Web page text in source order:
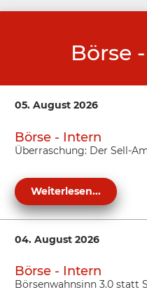
Börse
05. August 2026
Börse - Intern
Überraschung: Der Sell-
Weiterlesen...
04. August 2026
Börse - Intern
Börsenwahnsinn 3.0 statt